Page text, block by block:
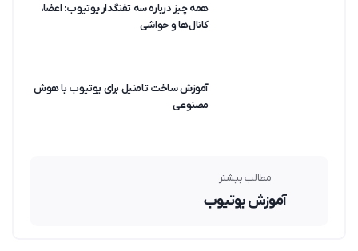
همه چیز درباره سه تفنگدار یوتیوب؛ اعضا،
کانال‌ها و حواشی
آموزش ساخت تامنیل برای یوتیوب با هوش
مصنوعی
مطالب بیشتر
آموزش یوتیوب